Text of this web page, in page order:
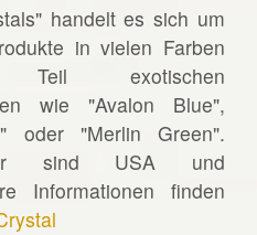
handelt es sich um
in vielen Farben
exotischen
wie "Avalon Blue",
oder "Merlin Green".
sind USA und
Informationen finden